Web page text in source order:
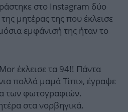
στο Instagram δύο
μητέρας της που έκλεισε
εμφάνισή της ήταν το
έκλεισε τα 94!! Πάντα
πολλά μαμά Τίπι», έγραψε
των φωτογραφιών.
στα νορβηγικά.